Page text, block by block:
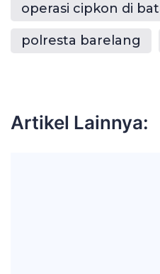
operasi cipkon di
polresta barelang
Artikel Lainnya: